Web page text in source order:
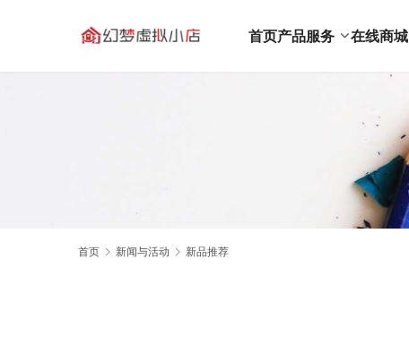
首页产品服务 在线商城
首页 新闻与活动 新品推荐